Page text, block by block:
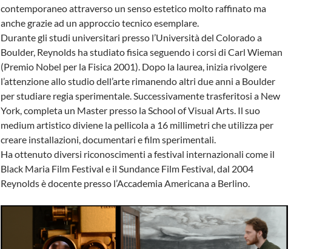
contemporaneo attraverso un senso estetico molto raffinato ma
anche grazie ad un approccio tecnico esemplare.
Durante gli studi universitari presso l’Università del Colorado a
Boulder, Reynolds ha studiato fisica seguendo i corsi di Carl Wieman
(Premio Nobel per la Fisica 2001). Dopo la laurea, inizia rivolgere
l’attenzione allo studio dell’arte rimanendo altri due anni a Boulder
per studiare regia sperimentale. Successivamente trasferitosi a New
York, completa un Master presso la School of Visual Arts. Il suo
medium artistico diviene la pellicola a 16 millimetri che utilizza per
creare installazioni, documentari e film sperimentali.
Ha ottenuto diversi riconoscimenti a festival internazionali come il
Black Maria Film Festival e il Sundance Film Festival, dal 2004
Reynolds è docente presso l’Accademia Americana a Berlino.